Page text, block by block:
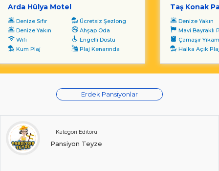
Arda Hülya Motel
Denize Sıfır
Ücretsiz Şezlong
Denize Yakın
Ahşap Oda
Wifi
Engelli Dostu
Kum Plaj
Plaj Kenarında
Taş Konak
Denize Yakın
Mavi Bayraklı
Çamaşır
Halka Açık
Erdek Pansiyonlar
Kategori Editörü
Pansiyon Teyze